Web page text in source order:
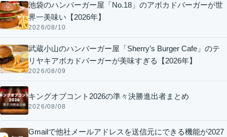
池袋のハンバーガー屋「No.18」のアボカドバーガーが世
界一美味い【2026年】
2026/08/10
武蔵小山のハンバーガー屋「Sherry’s Burger Cafe」のテ
リヤキアボカドバーガーが美味すぎる【2026年】
2026/08/09
キングオブコント2026の準々決勝進出者まとめ
2026/08/08
Gmailで他社メールアドレスを送信元にできる機能が2027